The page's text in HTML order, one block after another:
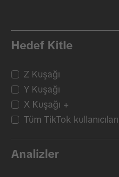
Hedef Kitle
Z Kuşağı
Y Kuşağı
X Kuşağı +
Tüm TikTok kullanıcıları
Analizler